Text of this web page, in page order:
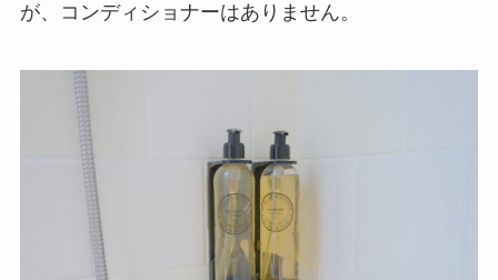
が、コンディショナーはありません。